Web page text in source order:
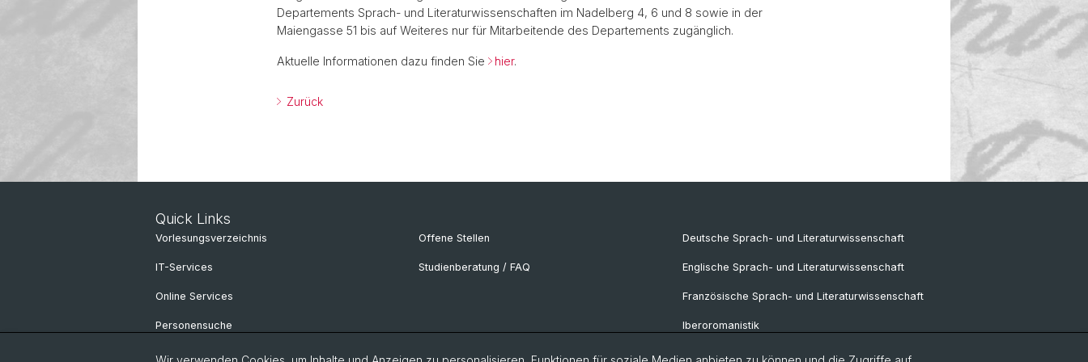
Departements Sprach- und Literaturwissenschaften im Nadelberg 4, 6 und 8 sowie in der
Maiengasse 51 bis auf Weiteres nur für Mitarbeitende des Departements zugänglich.
Aktuelle Informationen dazu finden Sie hier.
Zurück
Quick Links
Vorlesungsverzeichnis
IT-Services
Online Services
Personensuche
Offene Stellen
Studienberatung / FAQ
Deutsche Sprach- und Literaturwissenschaft
Englische Sprach- und Literaturwissenschaft
Französische Sprach- und Literaturwissenschaft
Iberoromanistik
Italianistik